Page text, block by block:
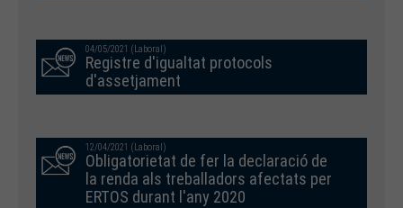
04/05/2021 (Laboral)
Registre d'igualtat protocols
d'assetjament
12/04/2021 (Laboral)
Obligatorietat de fer la declaració de
la renda als treballadors afectats per
ERTOS durant l'any 2020